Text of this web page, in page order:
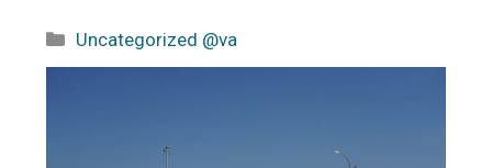
Uncategorized @va